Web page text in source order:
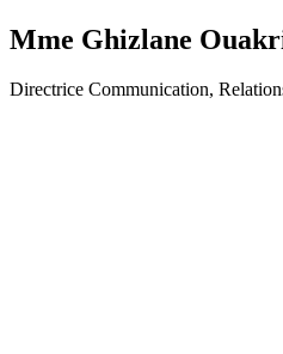
Mme Ghizlane
Directrice Communication,